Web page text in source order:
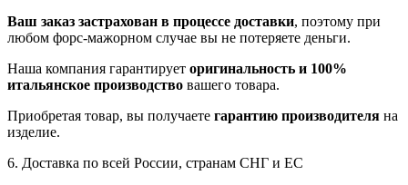
Ваш заказ застрахован в процессе доставки, поэтому при
любом форс-мажорном случае вы не потеряете деньги.
Наша компания гарантирует оригинальность и 100%
итальянское производство вашего товара.
Приобретая товар, вы получаете гарантию производителя на
изделие.
6. Доставка по всей России, странам СНГ и ЕС